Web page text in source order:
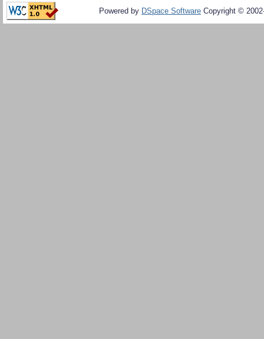
Powered by DSpace Software Copyright ©